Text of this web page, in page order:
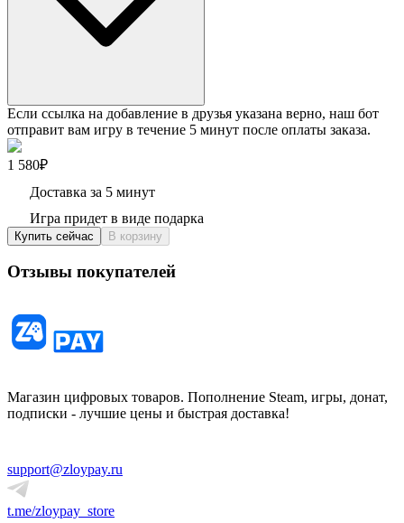
Если ссылка на добавление в друзья указана верно, наш бот
отправит вам игру в течение 5 минут после оплаты заказа.
1 580₽
Доставка за 5 минут
Игра придет в виде подарка
Купить сейчас В корзину
Отзывы покупателей
Магазин цифровых товаров. Пополнение Steam, игры, донат,
подписки - лучшие цены и быстрая доставка!
support@zloypay.ru
t.me/zloypay_store